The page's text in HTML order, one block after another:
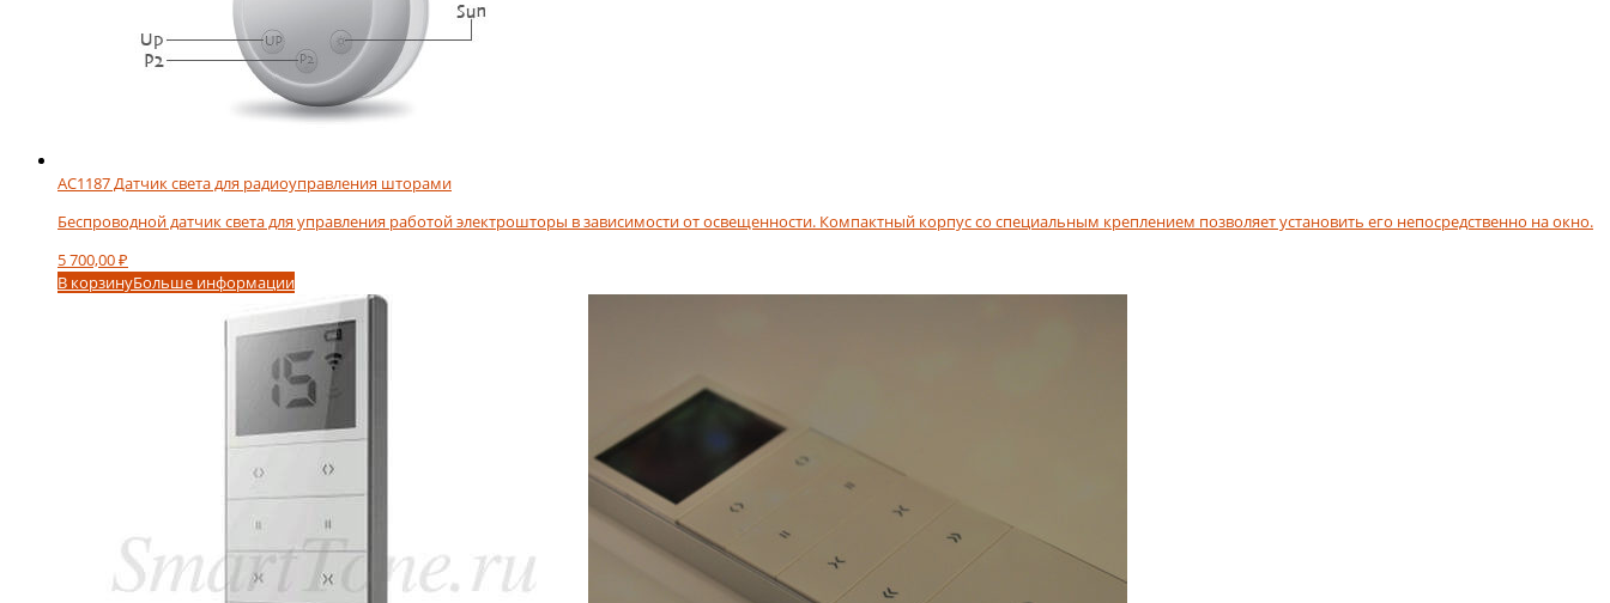
AC1187 Датчик света для радиоуправления шторами
Беспроводной датчик света для управления работой электрошторы в зависимости от освещенности. Компактный корпус со специальным креплением позволяет установить его непосредственно на окно.
5 700,00₽
В корзинуБольше информации